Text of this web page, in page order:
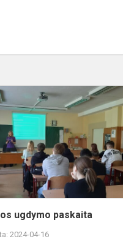
ugdymo paskaita
2024-04-16